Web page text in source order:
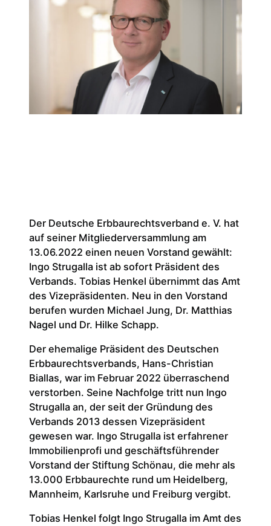
Der Deutsche Erbbaurechtsverband e. V. hat
auf seiner Mitgliederversammlung am
13.06.2022 einen neuen Vorstand gewählt:
Ingo Strugalla ist ab sofort Präsident des
Verbands. Tobias Henkel übernimmt das Amt
des Vizepräsidenten. Neu in den Vorstand
berufen wurden Michael Jung, Dr. Matthias
Nagel und Dr. Hilke Schapp.
Der ehemalige Präsident des Deutschen
Erbbaurechtsverbands, Hans-Christian
Biallas, war im Februar 2022 überraschend
verstorben. Seine Nachfolge tritt nun Ingo
Strugalla an, der seit der Gründung des
Verbands 2013 dessen Vizepräsident
gewesen war. Ingo Strugalla ist erfahrener
Immobilienprofi und geschäftsführender
Vorstand der Stiftung Schönau, die mehr als
13.000 Erbbaurechte rund um Heidelberg,
Mannheim, Karlsruhe und Freiburg vergibt.
Tobias Henkel folgt Ingo Strugalla im Amt des